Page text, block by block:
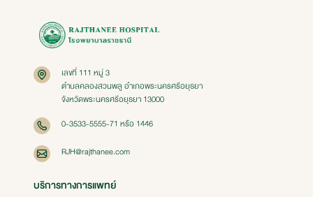
เลขที่ 111 หมู่ 3
ตำบลคลองสวนพลู อำเภอพระนครศรีอยุธยา
จังหวัดพระนครศรีอยุธยา 13000
0-3533-5555-71 หรือ 1446
RJH@rajthanee.com
บริการทางการแพทย์